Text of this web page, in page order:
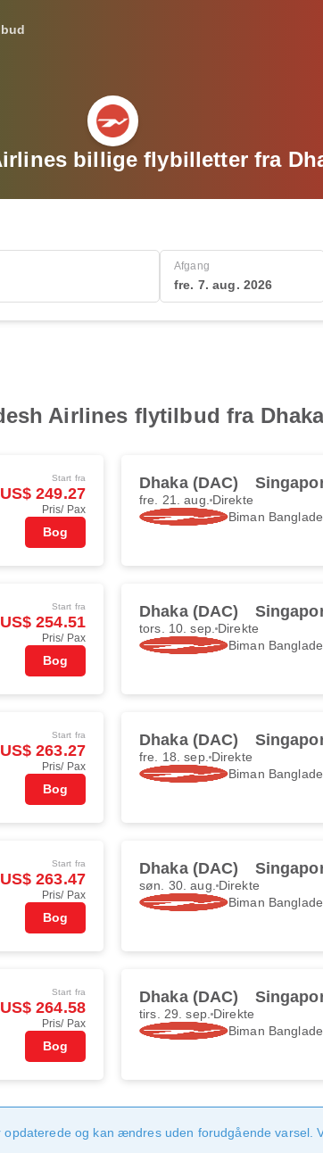
billige flybilletter fra
Afgang
fre. 7. aug. 2026
Airlines flytilbud fra
Start fra
US$ 249.27
Pris/ Pax
Bog
Dhaka (DAC)
fre. 21. aug. Direkte
Biman
Start fra
US$ 254.51
Pris/ Pax
Bog
Dhaka (DAC)
tors. 10. sep. Direkte
Biman
Start fra
US$ 263.27
Pris/ Pax
Bog
Dhaka (DAC)
fre. 18. sep. Direkte
Biman
Start fra
US$ 263.47
Pris/ Pax
Bog
Dhaka (DAC)
søn. 30. aug. Direkte
Biman
Start fra
US$ 264.58
Pris/ Pax
Bog
Dhaka (DAC)
tirs. 29. sep. Direkte
Biman
og kan ændres uden forudgående varsel.